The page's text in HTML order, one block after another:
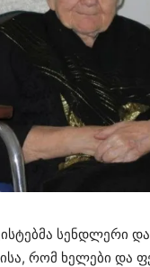
სენდლერი
რომ ხელები და